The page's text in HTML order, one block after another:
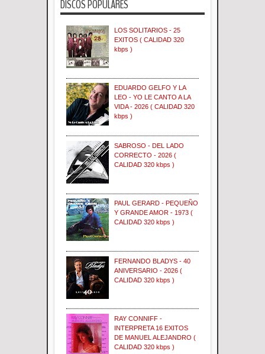
DISCOS POPULARES
LOS SOLITARIOS - 25
EXITOS ( CALIDAD 320
kbps )
EDUARDO GELFO Y LA
LEO - YO LE CANTO A LA
VIDA - 2026 ( CALIDAD 320
kbps )
SABROSO - DEL LADO
CORRECTO - 2026 (
CALIDAD 320 kbps )
PAUL GERARD - PEQUEÑO
Y GRANDE AMOR - 1973 (
CALIDAD 320 kbps )
FERNANDO BLADYS - 40
ANIVERSARIO - 2026 (
CALIDAD 320 kbps )
RAY CONNIFF -
INTERPRETA 16 EXITOS
DE MANUEL ALEJANDRO (
CALIDAD 320 kbps )